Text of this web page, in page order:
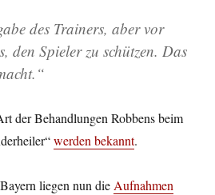
des Trainers, aber vor
den Spieler zu schützen. Das
der Behandlungen Robbens beim
werden bekannt.
liegen nun dieAufnahmen